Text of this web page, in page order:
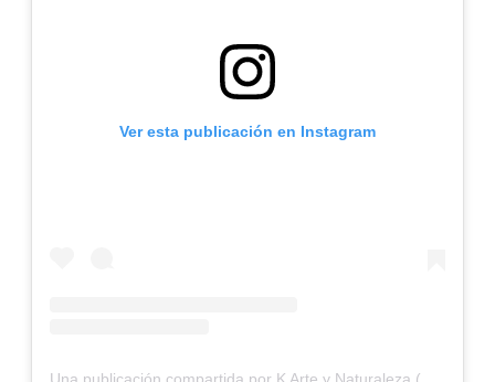
Ver esta publicación en Instagram